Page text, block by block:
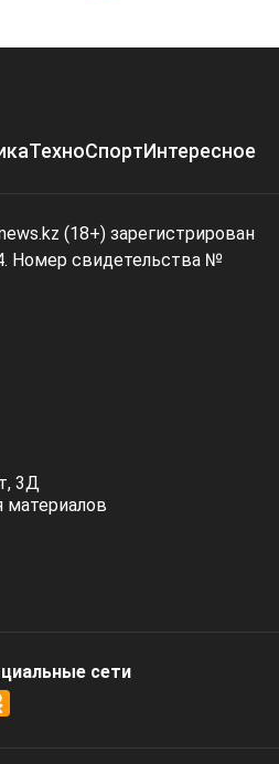
ТехноСпортИнтересное
(18+) зарегистрирован
Номер свидетельства №
3Д
материалов
cети